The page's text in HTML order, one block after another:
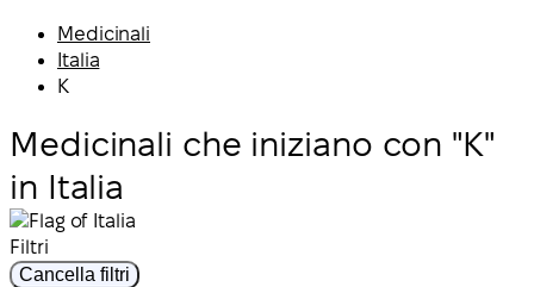
Medicinali
Italia
K
Medicinali che iniziano con "K"
in Italia
Filtri
Cancella filtri